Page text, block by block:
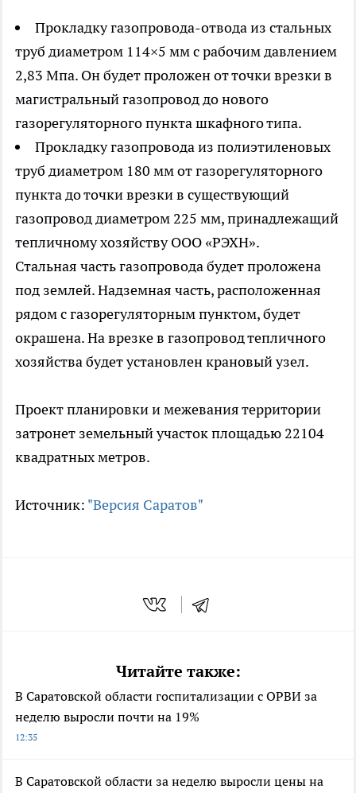
Прокладку газопровода-отвода из стальных
труб диаметром 114×5 мм с рабочим давлением
2,83 Мпа. Он будет проложен от точки врезки в
магистральный газопровод до нового
газорегуляторного пункта шкафного типа.
Прокладку газопровода из полиэтиленовых
труб диаметром 180 мм от газорегуляторного
пункта до точки врезки в существующий
газопровод диаметром 225 мм, принадлежащий
тепличному хозяйству ООО «РЭХН».
Стальная часть газопровода будет проложена
под землей. Надземная часть, расположенная
рядом с газорегуляторным пунктом, будет
окрашена. На врезке в газопровод тепличного
хозяйства будет установлен крановый узел.
Проект планировки и межевания территории
затронет земельный участок площадью 22104
квадратных метров.
Источник: "Версия Саратов"
Читайте также:
В Саратовской области госпитализации с ОРВИ за
неделю выросли почти на 19%
12:35
В Саратовской области за неделю выросли цены на